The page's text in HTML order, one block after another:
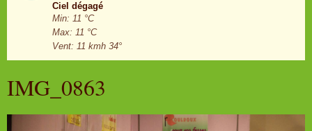
Ciel dégagé
Min: 11 °C
Max: 11 °C
Vent: 11 kmh 34°
IMG_0863